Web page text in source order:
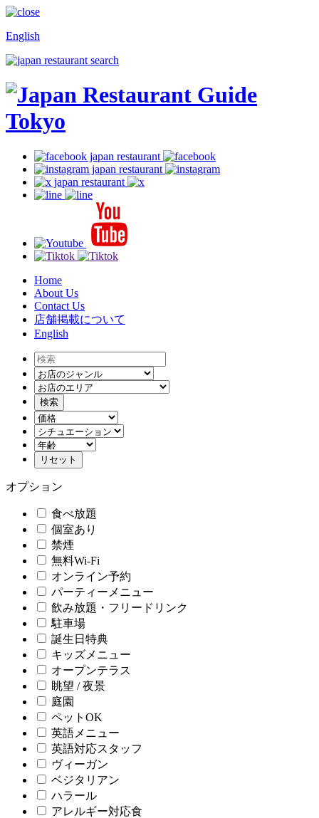
English
Home
About Us
Contact Us
店舗掲載について
English
オプション
食べ放題
個室あり
禁煙
無料Wi-Fi
オンライン予約
パーティーメニュー
飲み放題・フリードリンク
駐車場
誕生日特典
キッズメニュー
オープンテラス
眺望 / 夜景
庭園
ペットOK
英語メニュー
英語対応スタッフ
ヴィーガン
ベジタリアン
ハラール
アレルギー対応食